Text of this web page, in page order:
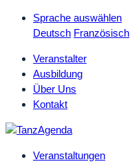
Sprache auswählen
Deutsch Französisch
Veranstalter
Ausbildung
Über Uns
Kontakt
Veranstaltungen